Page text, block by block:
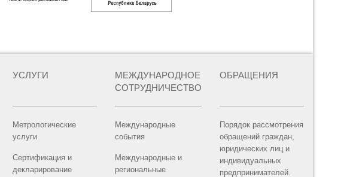
УСЛУГИ
Метрологические
услуги
Сертификация и
декларирование
МЕЖДУНАРОДНОЕ
СОТРУДНИЧЕСТВО
Международные
события
Международные и
региональные
ОБРАЩЕНИЯ
Порядок рассмотрения
обращений граждан,
юридических лиц и
индивидуальных
предпринимателей.